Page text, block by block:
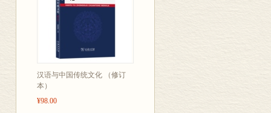
汉语与中国传统文化 （修订
本）
¥98.00